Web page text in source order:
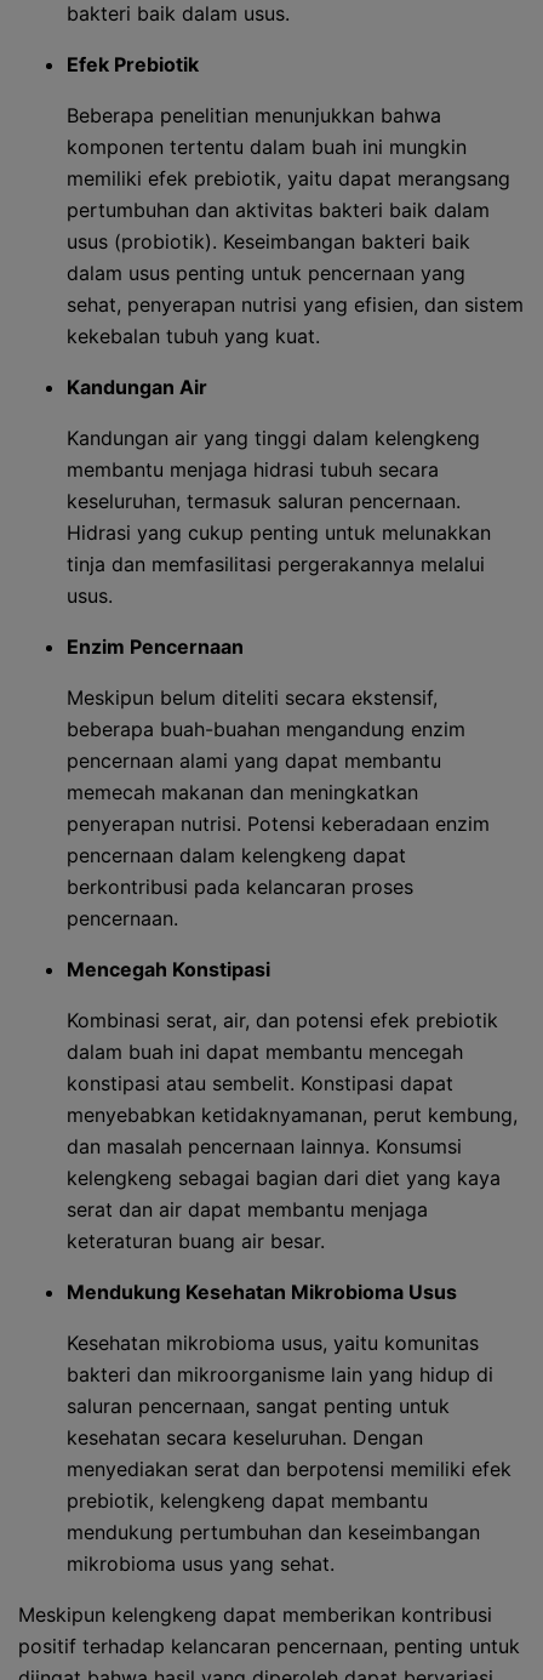
bakteri baik dalam usus.
Efek Prebiotik
Beberapa penelitian menunjukkan bahwa
komponen tertentu dalam buah ini mungkin
memiliki efek prebiotik, yaitu dapat merangsang
pertumbuhan dan aktivitas bakteri baik dalam
usus (probiotik). Keseimbangan bakteri baik
dalam usus penting untuk pencernaan yang
sehat, penyerapan nutrisi yang efisien, dan sistem
kekebalan tubuh yang kuat.
Kandungan Air
Kandungan air yang tinggi dalam kelengkeng
membantu menjaga hidrasi tubuh secara
keseluruhan, termasuk saluran pencernaan.
Hidrasi yang cukup penting untuk melunakkan
tinja dan memfasilitasi pergerakannya melalui
usus.
Enzim Pencernaan
Meskipun belum diteliti secara ekstensif,
beberapa buah-buahan mengandung enzim
pencernaan alami yang dapat membantu
memecah makanan dan meningkatkan
penyerapan nutrisi. Potensi keberadaan enzim
pencernaan dalam kelengkeng dapat
berkontribusi pada kelancaran proses
pencernaan.
Mencegah Konstipasi
Kombinasi serat, air, dan potensi efek prebiotik
dalam buah ini dapat membantu mencegah
konstipasi atau sembelit. Konstipasi dapat
menyebabkan ketidaknyamanan, perut kembung,
dan masalah pencernaan lainnya. Konsumsi
kelengkeng sebagai bagian dari diet yang kaya
serat dan air dapat membantu menjaga
keteraturan buang air besar.
Mendukung Kesehatan Mikrobioma Usus
Kesehatan mikrobioma usus, yaitu komunitas
bakteri dan mikroorganisme lain yang hidup di
saluran pencernaan, sangat penting untuk
kesehatan secara keseluruhan. Dengan
menyediakan serat dan berpotensi memiliki efek
prebiotik, kelengkeng dapat membantu
mendukung pertumbuhan dan keseimbangan
mikrobioma usus yang sehat.
Meskipun kelengkeng dapat memberikan kontribusi
positif terhadap kelancaran pencernaan, penting untuk